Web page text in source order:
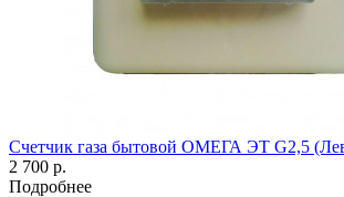
Счетчик газа бытовой ОМЕГА ЭТ G2,5
2 700 р.
Подробнее